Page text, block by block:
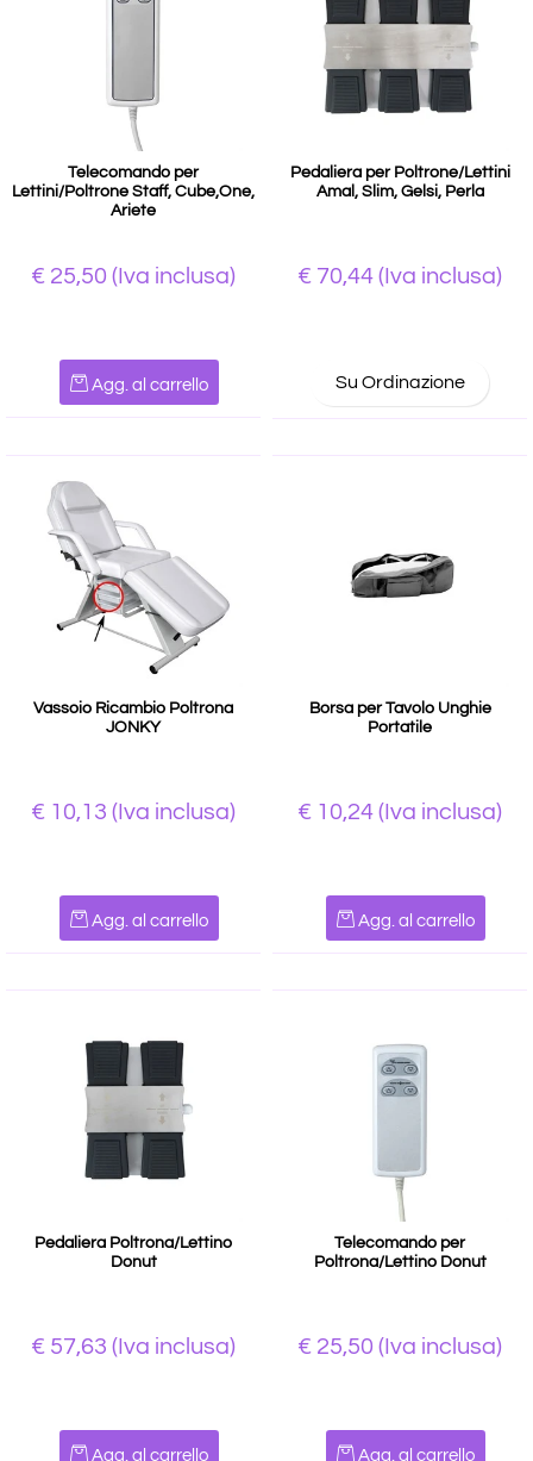
Telecomando per
Lettini/Poltrone Staff, Cube,One,
Ariete
€ 25,50 (Iva inclusa)
Agg. al carrello
Pedaliera per Poltrone/Lettini
Amal, Slim, Gelsi, Perla
€ 70,44 (Iva inclusa)
Su Ordinazione
Vassoio Ricambio Poltrona
JONKY
€ 10,13 (Iva inclusa)
Agg. al carrello
Borsa per Tavolo Unghie
Portatile
€ 10,24 (Iva inclusa)
Agg. al carrello
Pedaliera Poltrona/Lettino
Donut
€ 57,63 (Iva inclusa)
Agg. al carrello
Telecomando per
Poltrona/Lettino Donut
€ 25,50 (Iva inclusa)
Agg. al carrello